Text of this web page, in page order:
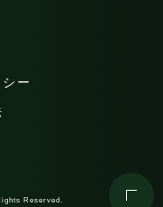
ー
Reserved.